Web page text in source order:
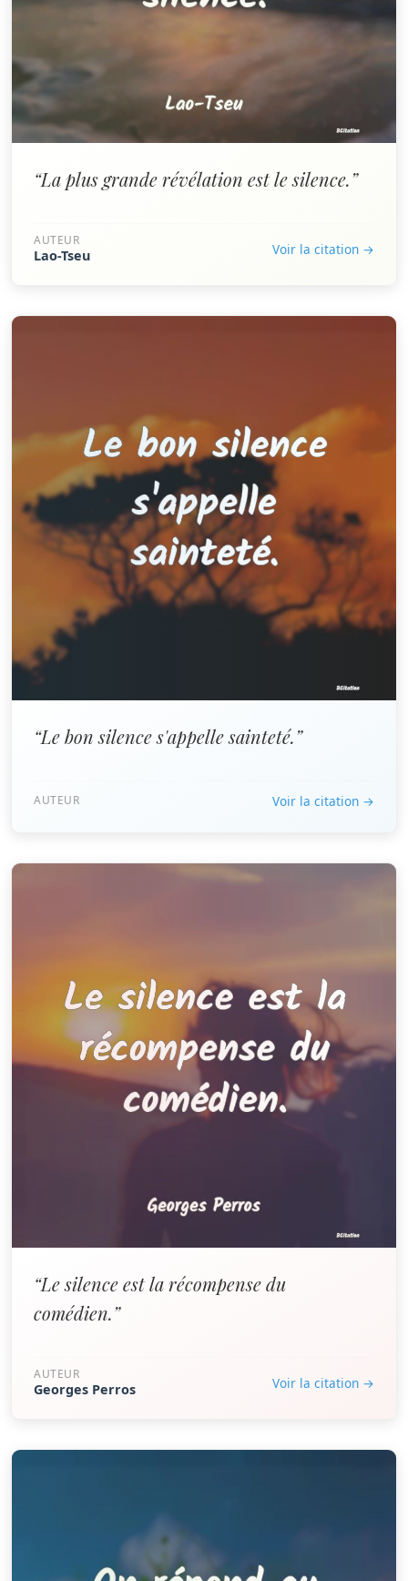
“La plus grande révélation est le silence.”
AUTEUR
Lao-Tseu Voir la citation →
“Le bon silence s'appelle sainteté.”
AUTEUR Voir la citation →
“Le silence est la récompense du
comédien.”
AUTEUR
Georges Perros Voir la citation →